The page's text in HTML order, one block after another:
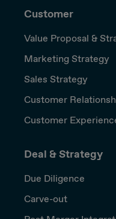
Customer
Value Proposal &
Marketing Strategy
Sales Strategy
Customer
Customer
Deal & Strategy
Due Diligence
Carve-out